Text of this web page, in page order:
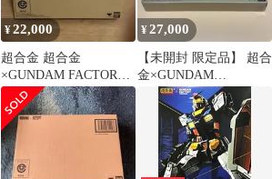
¥22,000
超合金 超合金
×GUNDAM FACTORY
YOKOHAMA RX-
78F0…
¥27,000
【未開封 限定品】 超合
金×GUNDAM
FACTORY 横浜 RX-
78F00